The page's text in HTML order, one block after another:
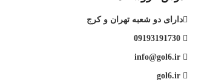
دارای دو شعبه تهران و کرج